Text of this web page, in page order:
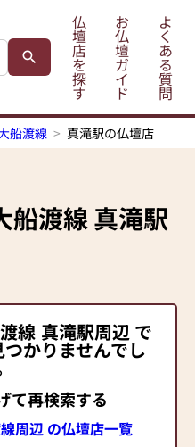
仏
壇
店
を
探
す
お
仏
壇
ガ
イ
ド
よ
く
あ
る
質
問
船渡線 真滝駅の仏壇店
船渡線真滝駅
線 真滝駅周辺 で
かりませんでし
て再検索する
周辺 の仏壇店一覧